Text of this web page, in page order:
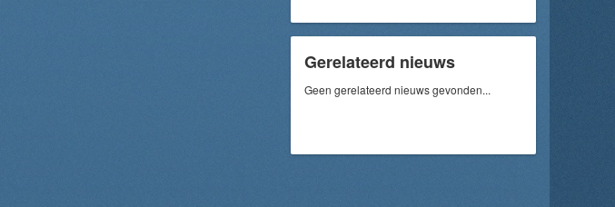
Gerelateerd nieuws
Geen gerelateerd nieuws gevonden...